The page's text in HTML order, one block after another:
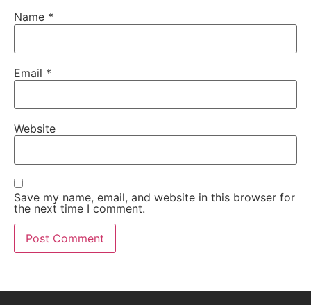
Name *
Email *
Website
Save my name, email, and website in this browser for
the next time I comment.